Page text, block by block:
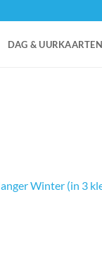
DAG & UURKAARTEN
Winter (in 3